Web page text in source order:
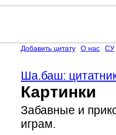
Ша.баш:
Картинки
Забавные и
играм.
Добавить цитату О нас СУ